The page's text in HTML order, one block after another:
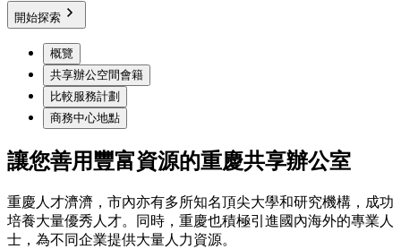
開始探索
概覽
共享辦公空間會籍
比較服務計劃
商務中心地點
讓您善用豐富資源的重慶共享辦公室
重慶人才濟濟，市內亦有多所知名頂尖大學和研究機構，成功
培養大量優秀人才。同時，重慶也積極引進國內海外的專業人
士，為不同企業提供大量人力資源。